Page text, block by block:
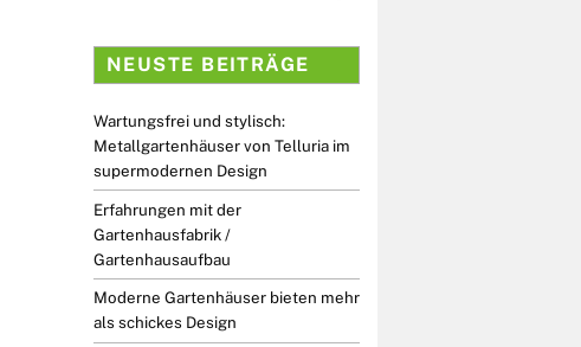
NEUSTE BEITRÄGE
Wartungsfrei und stylisch:
Metallgartenhäuser von Telluria im
supermodernen Design
Erfahrungen mit der
Gartenhausfabrik /
Gartenhausaufbau
Moderne Gartenhäuser bieten mehr
als schickes Design